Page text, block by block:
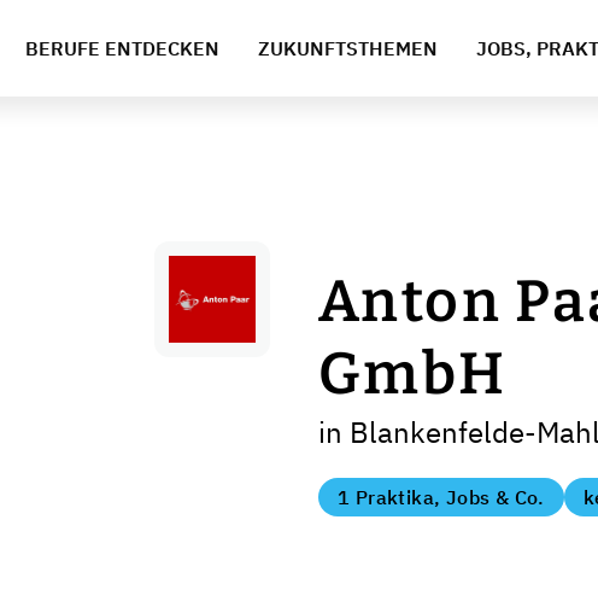
BERUFE ENTDECKEN ZUKUNFTSTHEMEN JOBS,
Anton
GmbH
in Blankenfelde-
1 Praktika, Jobs & Co.